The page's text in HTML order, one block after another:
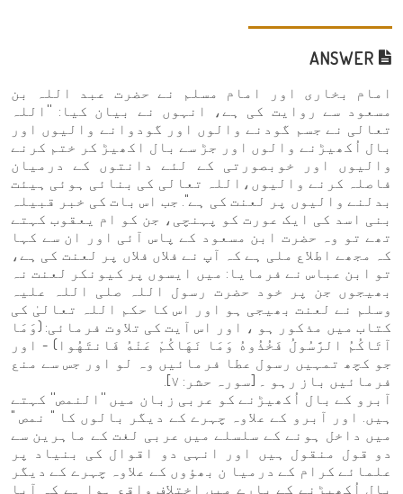
امام بخاری اور امام مسلم نے حضرت عبد اللہ بن
مسعود سے روایت کی ہے، انہوں نے بیان کیا: ''اللہ
تعالی نے جسم گودنے والوں اور گودوانے والیوں اور
بال اُکھیڑنے والوں اور جڑ سے بال اکھیڑ کر ختم کرنے
والیوں اور خوبصورتی کے لئے دانتوں کے درمیان
فاصلہ کرنے والیوں،اللہ تعالی کی بنائی ہوئی ہیئت
بدلنے والیوں پر لعنت کی ہے". جب اس بات کی خبر قبیلہ
بنی اسد کی ایک عورت کو پہنچی، جن کو ام یعقوب کہتے
تھے تو وہ حضرت ابن مسعود کے پاس آئی اور ان سے کہا
کہ مجھے اطلاع ملی ہے کہ آپ نے فلاں فلاں پر لعنت کی ہے،
تو ابن عباس نے فرمایا: میں ایسوں پر کیونکر لعنت نہ
بھیجوں جن پر خود حضرت رسول اللہ صلی اللہ علیہ
وسلم نے لعنت بھیجی ہو اور اس کا حکم اللہ تعالیٰ کی
کتاب میں مذکور ہو ، اور اس آیت کی تلاوت فرمائی: (وَمَا
آتَاكُمُ الرَّسُولُ فَخُذُوهُ وَمَا نَهَاكُمْ عَنْهُ فَانتَهُوا) - اور
جو کچھ تمہیں رسول عطا فرمائیں وہ لو اور جس سے منع
فرمائیں باز رہو ۔ [سورہ حشر: ٧].
آبرو کے بال اُکھیڑنے کو عربی زبان میں ''النمص'' کہتے
ہیں. اور آبرو کے علاوہ چہرے کے دیگر بالوں کا " نمص "
میں داخل ہونے کے سلسلے میں عربی لغت کے ماہرین سے
دو قول منقول ہیں اور انہی دو اقوال کی بنیاد پر
علمائے کرام کے درمیا ن بھؤوں کے علاوہ چہرے کے دیگر
بال اُکھیڑنے کے بارے میں اختلاف واقع ہوا ہے کہ آیا